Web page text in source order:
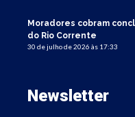
Moradores cobram
do Rio Corrente
30 de julho de 2026 às 17:33
Newsletter